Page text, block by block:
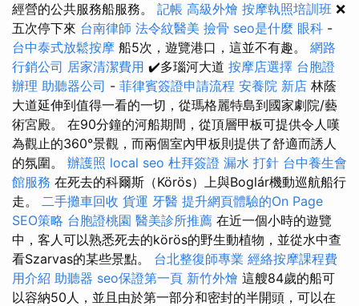
經營的公共服務船服務。 記帳 高級外燴 按摩執照培訓班 ❌
五次停下來 台南律師 法令紋醫美 撿骨 seo是什麼 眼科 -
台中泰式放鬆按摩 船5次，遊覽港口，這並不有趣。 網路
行銷公司 居家清潔費用 ✔️多瑙河大道 按摩店選擇 台胞證
辦理 助聽器公司 - 菲律賓簽證申請流程 安養院 新店 林蔭
大道延伸到值得一看的一切，從瑪格麗特島到國家劇院/藝
術宮殿。 在90分鐘的河船期間，從頂層甲板可提供令人嘆
為觀止的360°景觀，而兩個室內甲板則提供了舒適而誘人
的氛圍。 辦護照 local seo 杜拜簽證 漏水 打針 台中養生會
館服務 在死去的科爾斯（Körös）上與Boglár機動巡航船行
走。 二手攤車回收 貨運 牙醫 提升網頁體驗的On Page
SEO策略 台胞證桃園 醫美診所推薦 在近一個小時的遊覽
中，客人可以熟悉死去的körös的野生動植物，並從水中查
看Szarvas的某些景點。 台北整復師專業 經絡按摩課程費
用介紹 助聽器 seo保證第一頁 新竹外燴 這艘84歲的船可
以容納50人，並且由於第一部分和密封的半開頭，可以在